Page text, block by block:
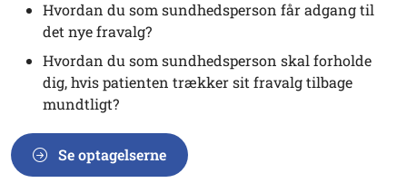
Hvordan du som sundhedsperson får adgang til
det nye fravalg?
Hvordan du som sundhedsperson skal forholde
dig, hvis patienten trækker sit fravalg tilbage
mundtligt?
Se optagelserne